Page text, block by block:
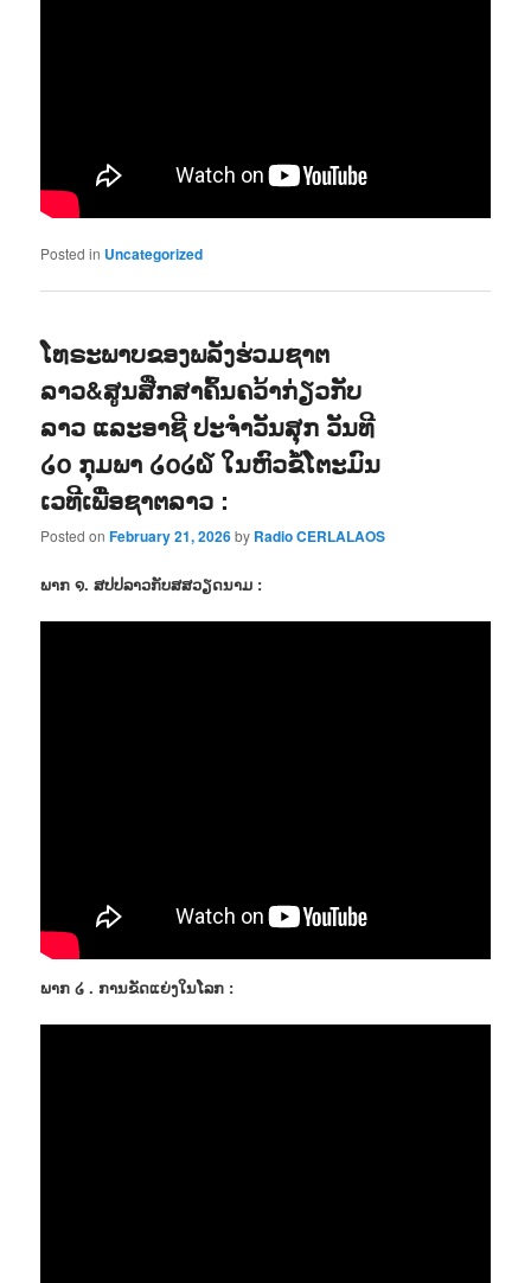
Posted in Uncategorized
ໂທຣະພາບຂອງພລັງຮ່ວມຊາຕ
ລາວ&ສູນສືກສາຄົ້ນຄວ້າກ່ຽວກັບ
ລາວ ແລະອາຊີ ປະຈຳວັນສຸກ ວັນທີ
໒໐ ກຸມພາ ໒໐໒໖ ໃນຫົວຂໍ້ໂຕະມົນ
ເວທີເພື່ອຊາຕລາວ :
Posted onFebruary 21, 2026by Radio CERLALAOS
ພາກ ໑. ສປປລາວກັບສສວຽດນາມ :
ພາກ ໒ . ການຂັດແຍ່ງໃນໂລກ :